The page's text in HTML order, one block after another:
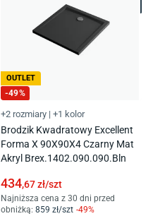
OUTLET
-49%
+2 rozmiary | +1 kolor
Brodzik Kwadratowy Excellent
Forma X 90X90X4 Czarny Mat
Akryl Brex.1402.090.090.Bln
434,67zł/szt
Najniższa cena z 30 dni przed
obniżką: 859 zł/szt -49%